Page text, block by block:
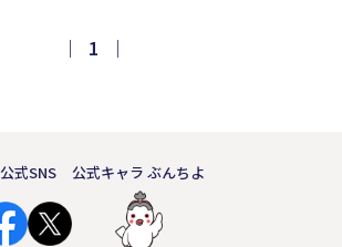
トと私～キミたちは、たいせつな家族だ
｜ 1 ｜
公式SNS 公式キャラ ぶんちよ